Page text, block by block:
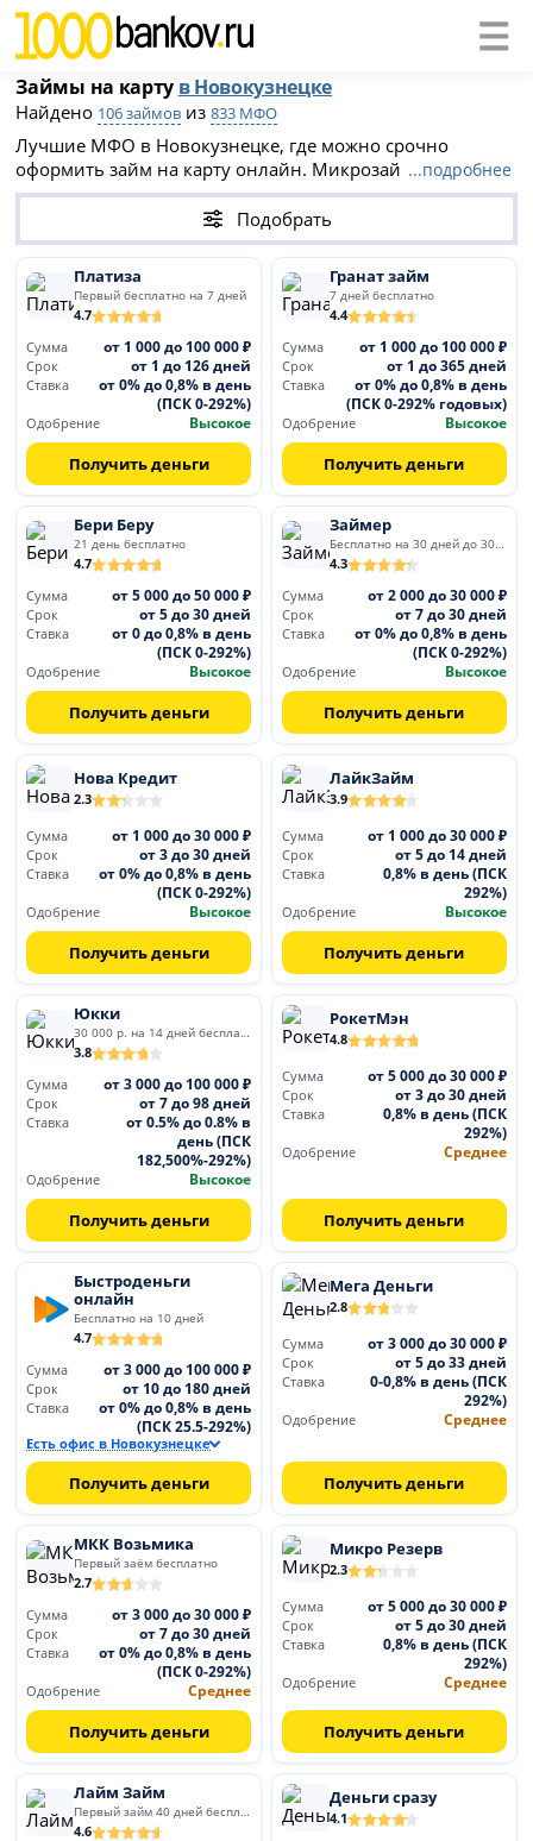
Займы на карту в Новокузнецке
Найдено 106 займов из833 МФО
Лучшие МФО в Новокузнецке, где можно срочно
оформить займ на карту онлайн. Микрозаймы
Новокузнецка доступны даже при плохой кредитной
истории. многие из них предлагают первый займ под
0%. Список МФО на этой странице поможет быстро
получить необходимую сумму на вашу банковскую
карту.
...подробнее
Подобрать
Платиза
Первый бесплатно на 7 дней
4.7
Сумма
от 1 000 до 100 000 ₽
Срок от 1 до 126 дней
Ставка
от 0% до 0,8% в день
(ПСК 0-292%)
Одобрение Высокое
Получить деньги
Гранат займ
7 дней бесплатно
4.4
Сумма
от 1 000 до 100 000 ₽
Срок от 1 до 365 дней
Ставка
от 0% до 0,8% в день
(ПСК 0-292% годовых)
Одобрение Высокое
Получить деньги
Бери Беру
21 день бесплатно
4.7
Сумма
от 5 000 до 50 000 ₽
Срок от 5 до 30 дней
Ставка
от 0 до 0,8% в день
(ПСК 0-292%)
Одобрение Высокое
Получить деньги
Займер
Бесплатно на 30 дней до 30 000
4.3
Сумма
от 2 000 до 30 000 ₽
Срок от 7 до 30 дней
Ставка
от 0% до 0,8% в день
(ПСК 0-292%)
Одобрение Высокое
Получить деньги
Нова Кредит
2.3
Сумма от 1 000 до 30 000 ₽
Срок от 3 до 30 дней
Ставка
от 0% до 0,8% в день
(ПСК 0-292%)
Одобрение Высокое
Получить деньги
ЛайкЗайм
3.9
Сумма от 1 000 до 30 000 ₽
Срок от 5 до 14 дней
Ставка
0,8% в день (ПСК
292%)
Одобрение Высокое
Получить деньги
Юкки
30 000 р. на 14 дней бесплатно
3.8
Сумма
от 3 000 до 100 000 ₽
Срок от 7 до 98 дней
Ставка
от 0.5% до 0.8% в
день (ПСК
182,500%-292%)
Одобрение Высокое
Получить деньги
РокетМэн
4.8
Сумма от 5 000 до 30 000 ₽
Срок от 3 до 30 дней
Ставка
0,8% в день (ПСК
292%)
Одобрение Среднее
Получить деньги
Быстроденьги
онлайн
Бесплатно на 10 дней
4.7
Сумма
от 3 000 до 100 000 ₽
Срок от 10 до 180 дней
Ставка
от 0% до 0,8% в день
(ПСК 25.5-292%)
Есть офис в Новокузнецке
Получить деньги
Мега Деньги
2.8
Сумма от 3 000 до 30 000 ₽
Срок от 5 до 33 дней
Ставка
0-0,8% в день (ПСК
292%)
Одобрение Среднее
Получить деньги
МКК Возьмика
Первый заём бесплатно
2.7
Сумма
от 3 000 до 30 000 ₽
Срок от 7 до 30 дней
Ставка
от 0% до 0,8% в день
(ПСК 0-292%)
Одобрение Среднее
Получить деньги
Микро Резерв
2.3
Сумма от 5 000 до 30 000 ₽
Срок от 5 до 30 дней
Ставка
0,8% в день (ПСК
292%)
Одобрение Среднее
Получить деньги
Лайм Займ
Первый займ 40 дней бесплатно
4.6
Деньги сразу
4.1